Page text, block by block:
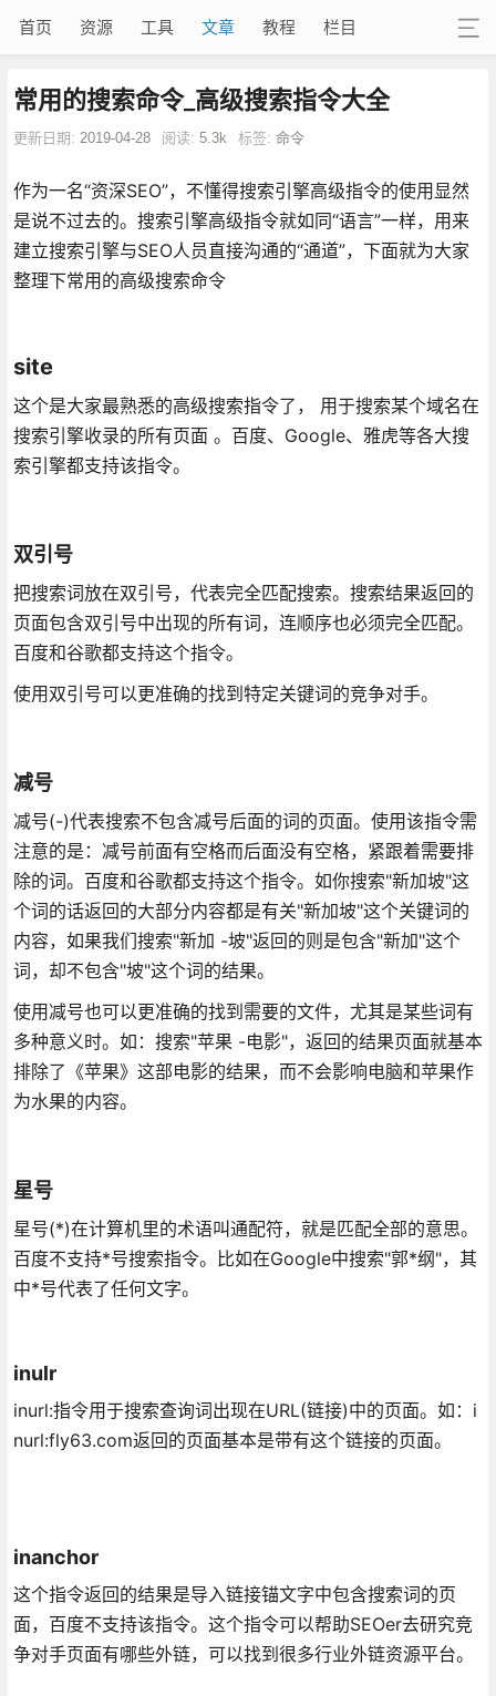
首页 资源 工具 文章 教程 栏目
常用的搜索命令_高级搜索指令大全
更新日期: 2019-04-28 阅读: 5.3k 标签: 命令
作为一名“资深SEO”，不懂得搜索引擎高级指令的使用显然
是说不过去的。搜索引擎高级指令就如同“语言”一样，用来
建立搜索引擎与SEO人员直接沟通的“通道”，下面就为大家
整理下常用的高级搜索命令
site
这个是大家最熟悉的高级搜索指令了， 用于搜索某个域名在
搜索引擎收录的所有页面 。百度、Google、雅虎等各大搜
索引擎都支持该指令。
双引号
把搜索词放在双引号，代表完全匹配搜索。搜索结果返回的
页面包含双引号中出现的所有词，连顺序也必须完全匹配。
百度和谷歌都支持这个指令。
使用双引号可以更准确的找到特定关键词的竞争对手。
减号
减号(-)代表搜索不包含减号后面的词的页面。使用该指令需
注意的是：减号前面有空格而后面没有空格，紧跟着需要排
除的词。百度和谷歌都支持这个指令。如你搜索"新加坡"这
个词的话返回的大部分内容都是有关"新加坡"这个关键词的
内容，如果我们搜索"新加 -坡"返回的则是包含"新加"这个
词，却不包含"坡"这个词的结果。
使用减号也可以更准确的找到需要的文件，尤其是某些词有
多种意义时。如：搜索"苹果 -电影"，返回的结果页面就基本
排除了《苹果》这部电影的结果，而不会影响电脑和苹果作
为水果的内容。
星号
星号(*)在计算机里的术语叫通配符，就是匹配全部的意思。
百度不支持*号搜索指令。比如在Google中搜索"郭*纲"，其
中*号代表了任何文字。
inulr
inurl:指令用于搜索查询词出现在URL(链接)中的页面。如：i
nurl:fly63.com返回的页面基本是带有这个链接的页面。
inanchor
这个指令返回的结果是导入链接锚文字中包含搜索词的页
面，百度不支持该指令。这个指令可以帮助SEOer去研究竞
争对手页面有哪些外链，可以找到很多行业外链资源平台。